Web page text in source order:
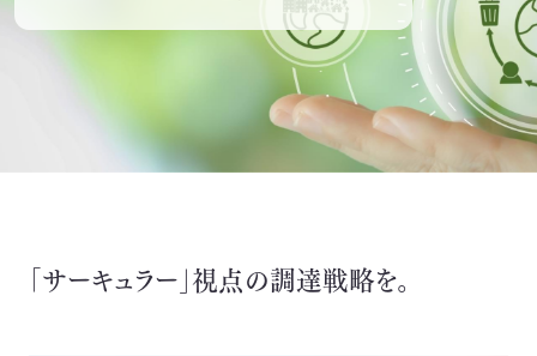
サステナブル経営への移行支援
TOP
循環型事業創出プログラム
イニシアチブ対応/情報開示支援
「サーキュラー」視点の調達戦略を。